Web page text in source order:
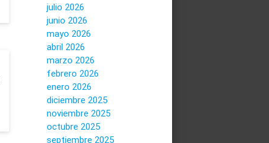
julio 2026
junio 2026
mayo 2026
abril 2026
marzo 2026
febrero 2026
enero 2026
diciembre 2025
noviembre 2025
octubre 2025
septiembre 2025